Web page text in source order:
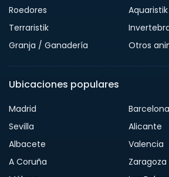
Roedores
Aquaristik
Terraristik
Granja / Ganadería
Otros
Ubicaciones populares
Madrid
Barcelona
Sevilla
Alicante
Albacete
Valencia
A Coruña
Zaragoza